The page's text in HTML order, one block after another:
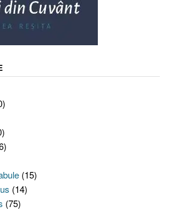
(15)
(14)
(75)